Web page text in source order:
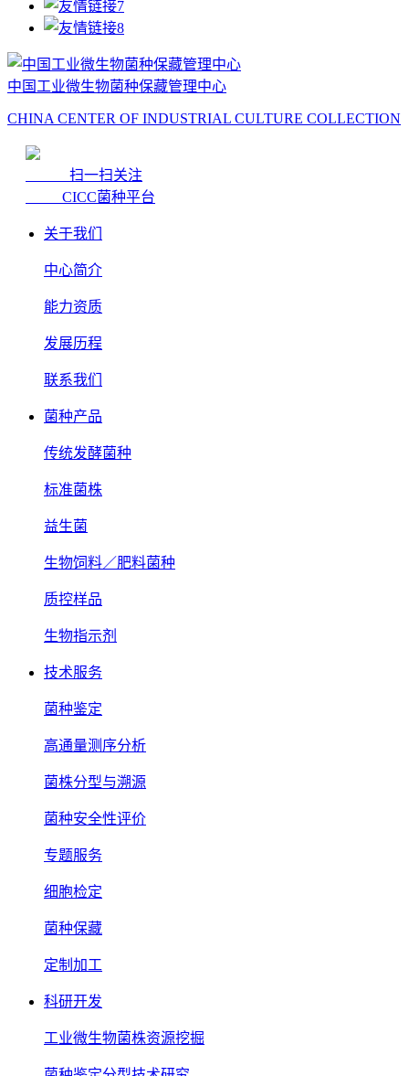
中国工业微生物菌种保藏管理中心
CHINA CENTER OF INDUSTRIAL CULTURE COLLECTION
扫一扫关注
CICC菌种平台
关于我们
中心简介
能力资质
发展历程
联系我们
菌种产品
传统发酵菌种
标准菌株
益生菌
生物饲料／肥料菌种
质控样品
生物指示剂
技术服务
菌种鉴定
高通量测序分析
菌株分型与溯源
菌种安全性评价
专题服务
细胞检定
菌种保藏
定制加工
科研开发
工业微生物菌株资源挖掘